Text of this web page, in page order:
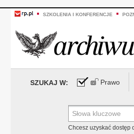
SZKOLENIA I KONFERENCJE
SZUKAJ W: Prawo
Chcesz uzyskać dostęp